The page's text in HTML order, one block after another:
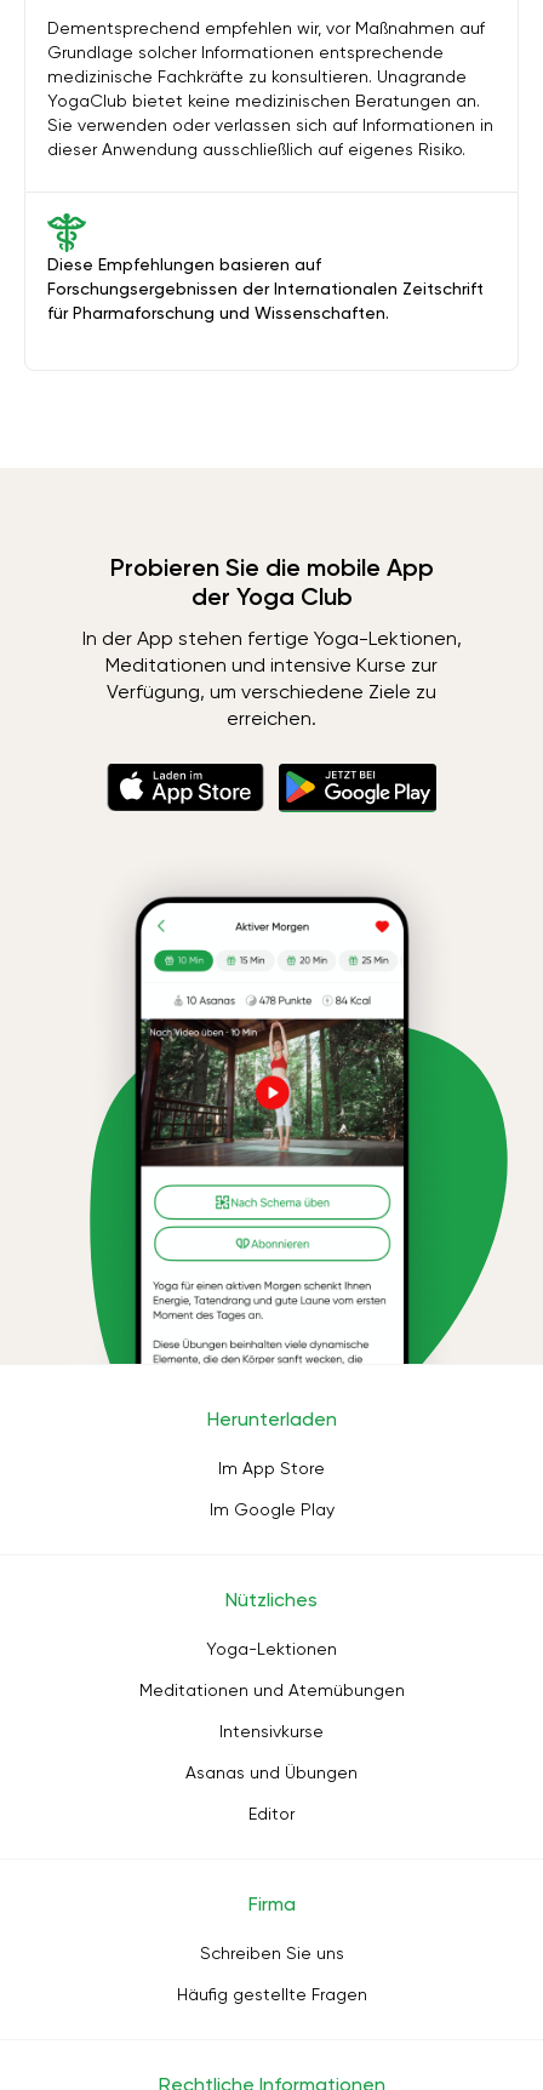
Diese Empfehlungen basieren auf
Forschungsergebnissen der Internationalen Zeitschrift
für Pharmaforschung und Wissenschaften.
Dementsprechend empfehlen wir, vor Maßnahmen auf
Grundlage solcher Informationen entsprechende
medizinische Fachkräfte zu konsultieren. Unagrande
YogaClub bietet keine medizinischen Beratungen an.
Sie verwenden oder verlassen sich auf Informationen in
dieser Anwendung ausschließlich auf eigenes Risiko.
Probieren Sie die mobile App
der Yoga Club
In der App stehen fertige Yoga-Lektionen,
Meditationen und intensive Kurse zur
Verfügung, um verschiedene Ziele zu
erreichen.
Herunterladen
Im App Store
Im Google Play
Nützliches
Yoga-Lektionen
Meditationen und Atemübungen
Intensivkurse
Asanas und Übungen
Editor
Firma
Schreiben Sie uns
Häufig gestellte Fragen
Rechtliche Informationen